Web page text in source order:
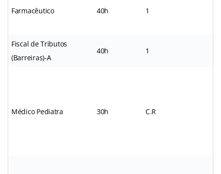
Farmacêutico 40h 1
Fiscal de Tributos
(Barreiras)-A
40h 1
Médico Pediatra 30h C.R